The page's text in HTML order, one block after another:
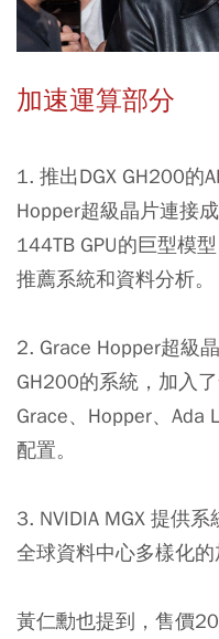
加速運算部分
1. 推出DGX GH200的
Hopper超級晶片連接
144TB GPU的巨型模
推薦系統和資料分析。
2. Grace Hopper超級
GH200的系統，加入
Grace、Hopper、Ada
配置。
3. NVIDIA MGX 提供
全球資料中心多樣化的
黃仁勳也提到，售價